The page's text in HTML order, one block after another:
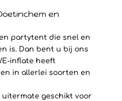
en
partytent die snel en
is. Dan bent u bij ons
inflate heeft
in allerlei soorten en
geschikt voor